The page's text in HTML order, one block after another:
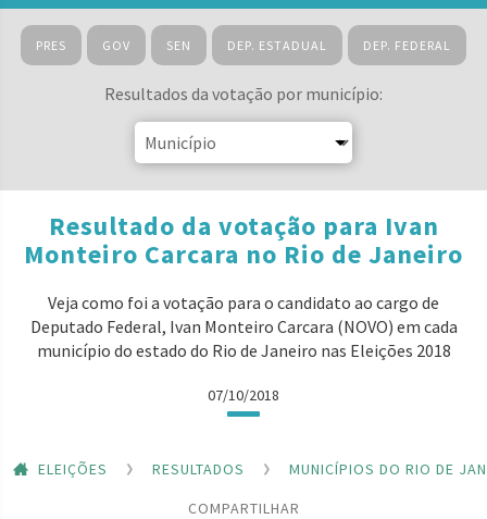
PRES GOV SEN DEP. ESTADUAL DEP. FEDERAL
Resultados da votação por município:
Resultado da votação para Ivan
Monteiro Carcara no Rio de Janeiro
Veja como foi a votação para o candidato ao cargo de
Deputado Federal, Ivan Monteiro Carcara (NOVO) em cada
município do estado do Rio de Janeiro nas Eleições 2018
07/10/2018
ELEIÇÕES RESULTADOS
MUNICÍPIOS DO RIO DE
COMPARTILHAR